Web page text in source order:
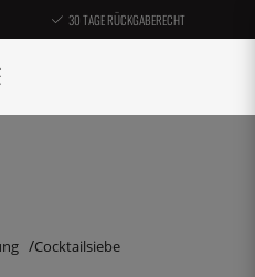
30 TAGE RÜCKGABERECHT
Cocktailsiebe